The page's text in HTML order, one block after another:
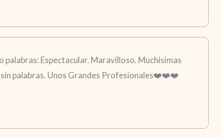
palabras: Espectacular. Maravilloso. Muchísimas
sin palabras. Unos Grandes Profesionales❤️❤️❤️